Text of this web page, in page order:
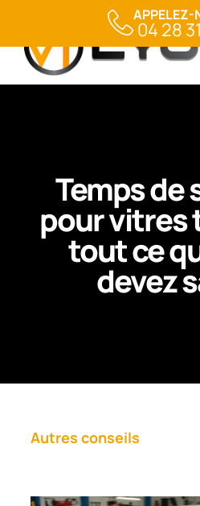
Temps de
pour vitres
tout ce
devez
Autres conseils
APPELEZ-
04 28